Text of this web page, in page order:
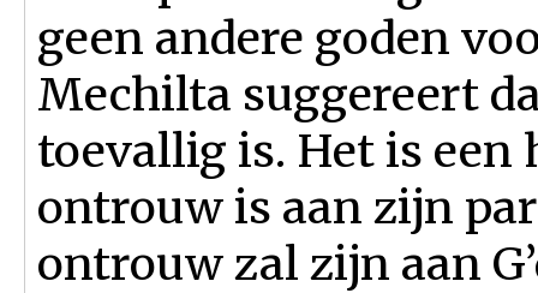
geen andere goden
Mechilta suggereert
toevallig is. Het is
ontrouw is aan zijn
ontrouw zal zijn aan